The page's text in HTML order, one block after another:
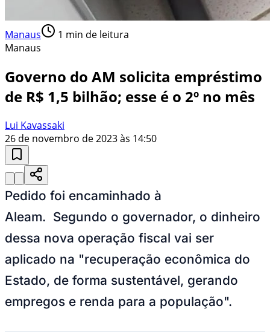
Manaus 1 min de leitura
Manaus
Governo do AM solicita empréstimo
de R$ 1,5 bilhão; esse é o 2º no mês
Lui Kavassaki
26 de novembro de 2023 às 14:50
Pedido foi encaminhado à
Aleam. Segundo o governador, o dinheiro
dessa nova operação fiscal vai ser
aplicado na "recuperação econômica do
Estado, de forma sustentável, gerando
empregos e renda para a população".